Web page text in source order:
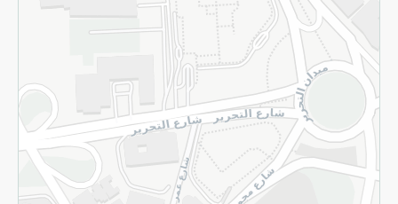
©2026 - Spinneys | جميع الحقوق محفوظة